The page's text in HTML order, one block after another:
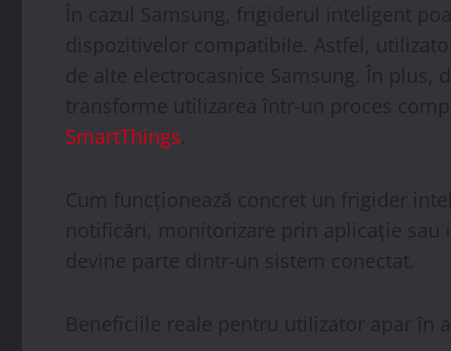
În cazul Samsung, frigiderul inteligent
dispozitivelor compatibile. Astfel,
de alte electrocasnice Samsung. În plus,
transforme utilizarea într-un proces
SmartThings.
Cum funcționează concret un frigider
notificări, monitorizare prin aplicație sau
devine parte dintr-un sistem conectat.
Beneficiile reale pentru utilizator apar în